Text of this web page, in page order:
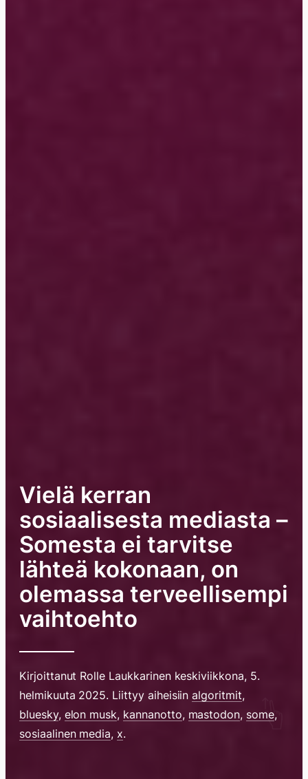
Vielä kerran
sosiaalisesta mediasta –
Somesta ei tarvitse
lähteä kokonaan, on
olemassa terveellisempi
vaihtoehto
Kirjoittanut Rolle Laukkarinen keskiviikkona, 5.
helmikuuta 2025. Liittyy aiheisiinalgoritmit,
bluesky, elon musk, kannanotto, mastodon, some,
sosiaalinen media, x.
Hyppää